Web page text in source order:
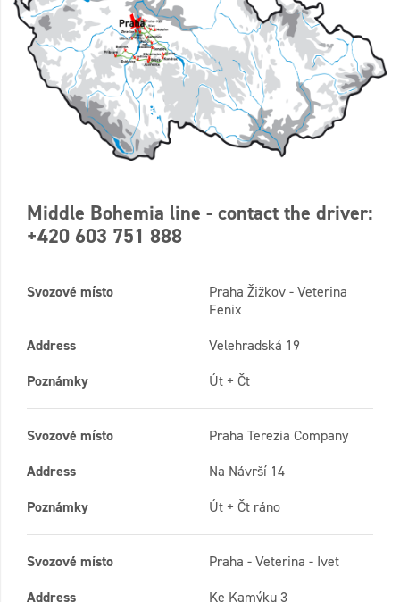
Middle Bohemia line - contact the driver:
+420 603 751 888
Svozové místo
Praha Žižkov - Veterina
Fenix
Address
Velehradská 19
Poznámky
Út + Čt
Svozové místo
Praha Terezia Company
Address
Na Návrší 14
Poznámky
Út + Čt ráno
Svozové místo
Praha - Veterina - Ivet
Address
Ke Kamýku 3